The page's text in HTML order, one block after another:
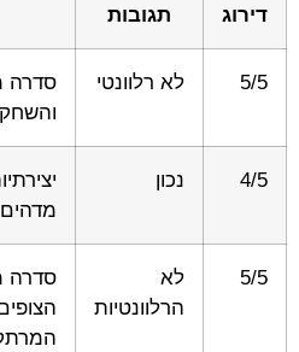
דירוג תגובות
5/5 לא רלוונטי
סדרה
4/5 נכון
5/5
לא
הרלוונטיות
סדרה